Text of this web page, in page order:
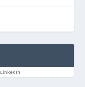
LinkedIn